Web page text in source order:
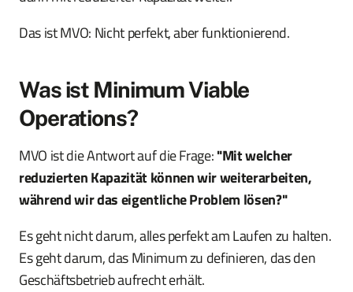
Das ist MVO: Nicht perfekt, aber funktionierend.
Was ist Minimum Viable
Operations?
MVO ist die Antwort auf die Frage:"Mit welcher
reduzierten Kapazität können wir weiterarbeiten,
während wir das eigentliche Problem lösen?"
Es geht nicht darum, alles perfekt am Laufen zu halten.
Es geht darum, das Minimum zu definieren, das den
Geschäftsbetrieb aufrecht erhält.